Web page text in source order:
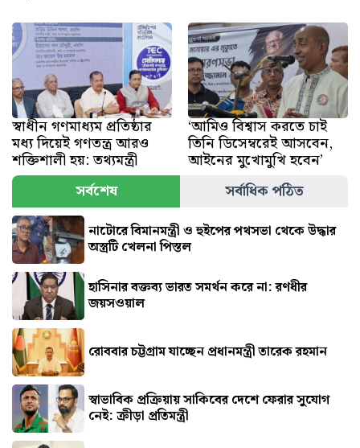
স্বাধীন গণমাধ্যম প্রতিষ্ঠার
মধ্য দিয়েই গণতন্ত্র আরও
শক্তিশালী হয়: তথ্যমন্ত্রী
‘আমিও বিশ্বাস করতে চাই
তিনি ডিসেম্বরেই আসবেন,
আইনের মুখোমুখি হবেন’
সর্বশেষ
সর্বাধিক পঠিত
নাটোরে বিমানমন্ত্রী ও হুইপের পথসভা থেকে উদ্ধার
অস্ত্রটি খেলনা পিস্তল
হাসিনার বক্তব্য ভারত সমর্থন করে না: রণধীর
জয়সওয়াল
রোববার চট্টগ্রাম যাচ্ছেন প্রধানমন্ত্রী তারেক রহমান
স্বাভাবিক প্রক্রিয়ায় সাকিবের দেশে ফেরার সুযোগ
নেই: ক্রীড়া প্রতিমন্ত্রী